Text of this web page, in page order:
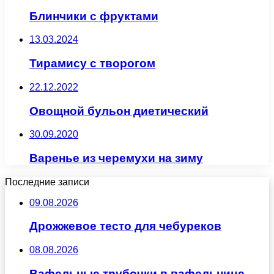
Блинчики с фруктами
13.03.2024
Тирамису с творогом
22.12.2022
Овощной бульон диетический
30.09.2020
Варенье из черемухи на зиму
Последние записи
09.08.2026
Дрожжевое тесто для чебуреков
08.08.2026